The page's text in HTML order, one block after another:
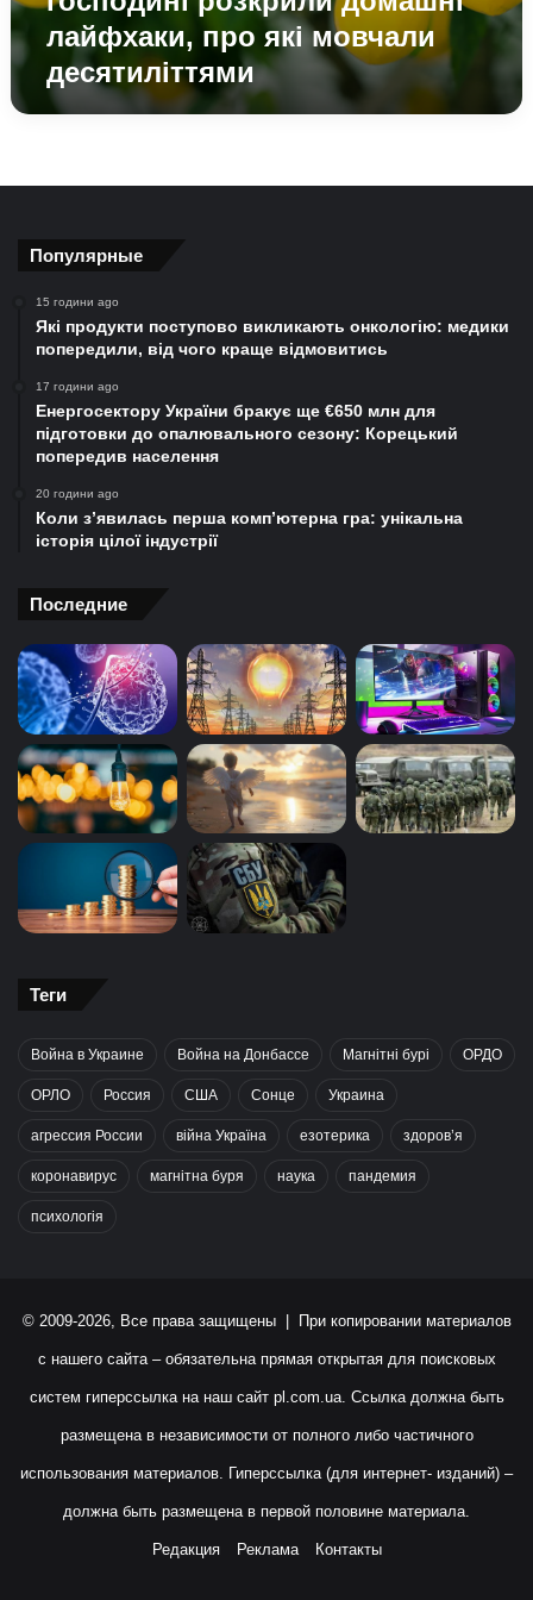
мовчали
десятиліттями
лайфхаки, про які мовчали
десятиліттями
Популярные
15 години ago
Які продукти поступово викликають онкологію: медики
попередили, від чого краще відмовитись
17 години ago
Енергосектору України бракує ще €650 млн для
підготовки до опалювального сезону: Корецький
попередив населення
20 години ago
Коли з’явилась перша комп’ютерна гра: унікальна
історія цілої індустрії
Последние
Теги
Война в Украине Война на Донбассе Магнітні бурі ОРДО
ОРЛО Россия США Сонце Украина
агрессия России війна Україна езотерика здоров’я
коронавирус магнітна буря наука пандемия
психологія
© 2009-2026, Все права защищены | При копировании материалов
с нашего сайта – обязательна прямая открытая для поисковых
систем гиперссылка на наш сайт pl.com.ua. Ссылка должна быть
размещена в независимости от полного либо частичного
использования материалов. Гиперссылка (для интернет- изданий) –
должна быть размещена в первой половине материала.
Редакция Реклама Контакты